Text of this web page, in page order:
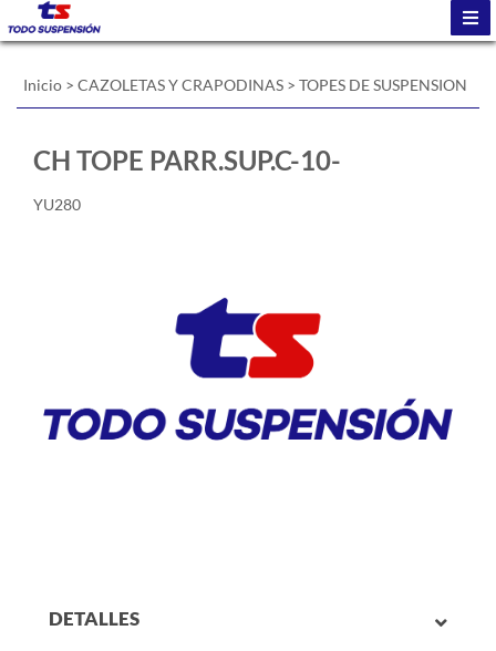
Inicio > CAZOLETAS Y CRAPODINAS > TOPES DE SUSPENSION
CH TOPE PARR.SUP.C-10-
YU280
DETALLES